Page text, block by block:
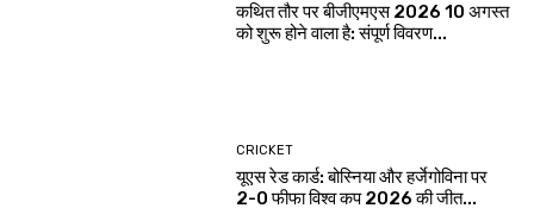
कथित तौर पर बीजीएमएस 2026 10 अगस्त
को शुरू होने वाला है: संपूर्ण विवरण...
CRICKET
यूएस रेड कार्ड: बोस्निया और हर्जेगोविना पर
2-0 फीफा विश्व कप 2026 की जीत...